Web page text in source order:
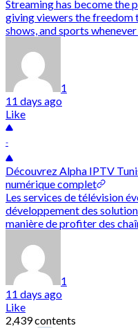
Streaming has become the
giving viewers the freedom
shows, and sports whenever
1
11 days ago
Like
-
Découvrez Alpha IPTV
numérique complet
Les services de télévision
développement des
manière de profiter des
1
11 days ago
Like
2,439 contents